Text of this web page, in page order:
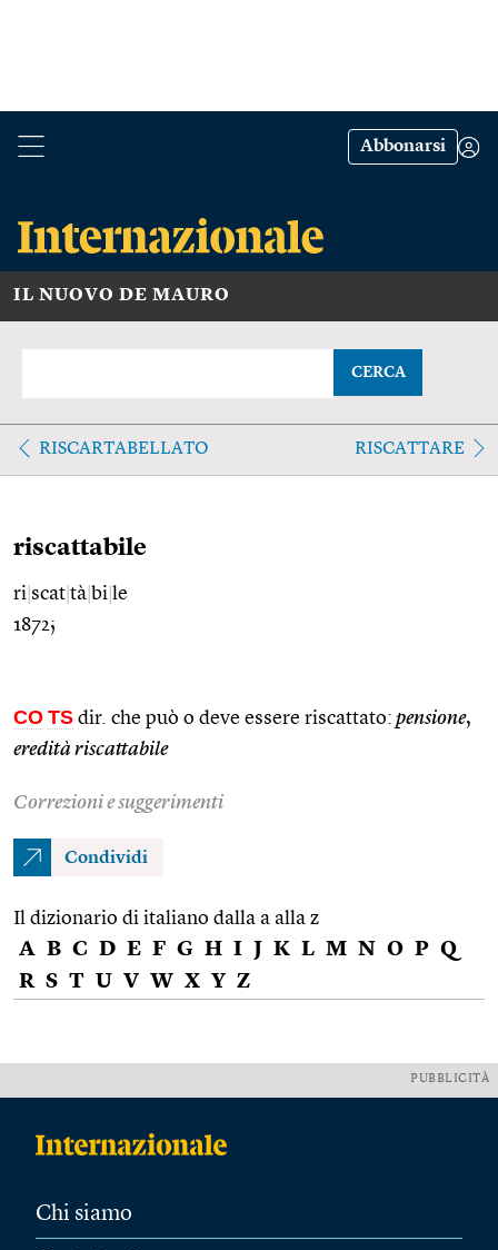
Abbonarsi
IL NUOVO DE MAURO
CERCA
RISCARTABELLATO RISCATTARE
riscattabile
ri scat tà bi le
1872;
CO TS dir. che può o deve essere riscattato: pensione,
eredità riscattabile
Correzioni e suggerimenti
Condividi
Il dizionario di italiano dalla a alla z
A B C D E F G H I J K L M N O P Q
R S T U V W X Y Z
PUBBLICITÀ
Chi siamo